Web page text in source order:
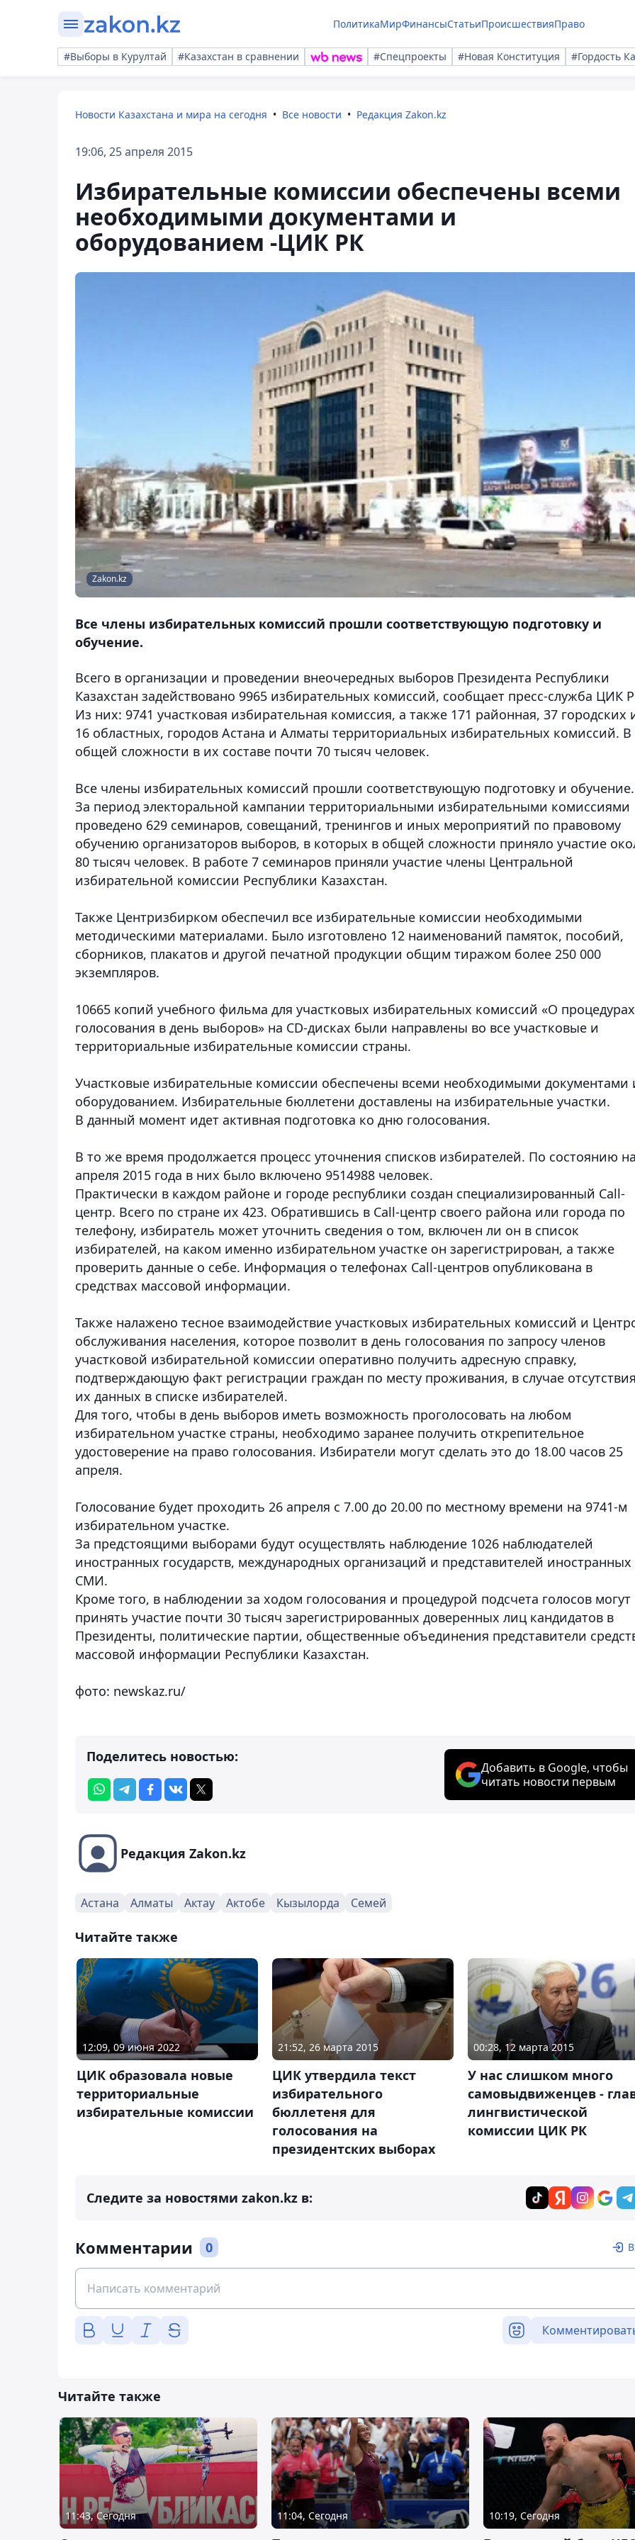
ПолитикаМирФинансыСтатьиПроисшествияПраво
#Выборы в Курултай #Казахстан в сравнении #Спецпроекты #Новая Конституция #Гордость
Новости Казахстана и мира на сегодня Все новости Редакция Zakon.kz
19:06, 25 апреля 2015
Избирательные комиссии обеспечены всеми
необходимыми документами и
оборудованием -ЦИК РК
Zakon.kz
Все члены избирательных комиссий прошли соответствующую подготовку и
обучение.
Всего в организации и проведении внеочередных выборов Президента Республики
Казахстан задействовано 9965 избирательных комиссий, сообщает пресс-служба ЦИК
Из них: 9741 участковая избирательная комиссия, а также 171 районная, 37 городских
16 областных, городов Астана и Алматы территориальных избирательных комиссий. В
общей сложности в их составе почти 70 тысяч человек.
Все члены избирательных комиссий прошли соответствующую подготовку и обучение.
За период электоральной кампании территориальными избирательными комиссиями
проведено 629 семинаров, совещаний, тренингов и иных мероприятий по правовому
обучению организаторов выборов, в которых в общей сложности приняло участие
80 тысяч человек. В работе 7 семинаров приняли участие члены Центральной
избирательной комиссии Республики Казахстан.
Также Центризбирком обеспечил все избирательные комиссии необходимыми
методическими материалами. Было изготовлено 12 наименований памяток, пособий,
сборников, плакатов и другой печатной продукции общим тиражом более 250 000
экземпляров.
10665 копий учебного фильма для участковых избирательных комиссий «О процедурах
голосования в день выборов» на CD-дисках были направлены во все участковые и
территориальные избирательные комиссии страны.
Участковые избирательные комиссии обеспечены всеми необходимыми документами
оборудованием. Избирательные бюллетени доставлены на избирательные участки.
В данный момент идет активная подготовка ко дню голосования.
В то же время продолжается процесс уточнения списков избирателей. По состоянию
апреля 2015 года в них было включено 9514988 человек.
Практически в каждом районе и городе республики создан специализированный Cаll-
центр. Всего по стране их 423. Обратившись в Cаll-центр своего района или города по
телефону, избиратель может уточнить сведения о том, включен ли он в список
избирателей, на каком именно избирательном участке он зарегистрирован, а также
проверить данные о себе. Информация о телефонах Cаll-центров опубликована в
средствах массовой информации.
Также налажено тесное взаимодействие участковых избирательных комиссий и
обслуживания населения, которое позволит в день голосования по запросу членов
участковой избирательной комиссии оперативно получить адресную справку,
подтверждающую факт регистрации граждан по месту проживания, в случае
их данных в списке избирателей.
Для того, чтобы в день выборов иметь возможность проголосовать на любом
избирательном участке страны, необходимо заранее получить открепительное
удостоверение на право голосования. Избиратели могут сделать это до 18.00 часов 25
апреля.
Голосование будет проходить 26 апреля с 7.00 до 20.00 по местному времени на 9741-м
избирательном участке.
За предстоящими выборами будут осуществлять наблюдение 1026 наблюдателей
иностранных государств, международных организаций и представителей иностранных
СМИ.
Кроме того, в наблюдении за ходом голосования и процедурой подсчета голосов могут
принять участие почти 30 тысяч зарегистрированных доверенных лиц кандидатов в
Президенты, политические партии, общественные объединения представители
массовой информации Республики Казахстан.
фото: newskaz.ru/
Поделитесь новостью:
Добавить в Google, чтобы
читать новости первым
Редакция Zakon.kz
Астана Алматы Актау Актобе Кызылорда Семей
Читайте также
12:09, 09 июня 2022
ЦИК образовала новые
территориальные
избирательные комиссии
21:52, 26 марта 2015
ЦИК утвердила текст
избирательного
бюллетеня для
голосования на
президентских выборах
00:28, 12 марта 2015
У нас слишком много
самовыдвиженцев -
лингвистической
комиссии ЦИК РК
Следите за новостями zakon.kz в:
Комментарии 0
Читайте также
11:43, Сегодня 11:04, Сегодня 10:19, Сегодня